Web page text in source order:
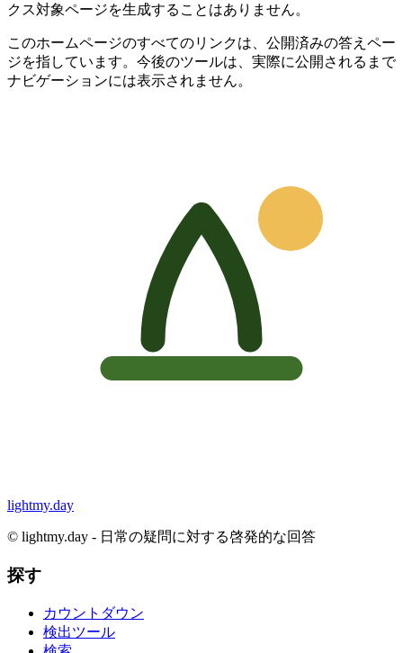
クス対象ページを生成することはありません。
このホームページのすべてのリンクは、公開済みの答えペー
ジを指しています。今後のツールは、実際に公開されるまで
ナビゲーションには表示されません。
lightmy.day
© lightmy.day - 日常の疑問に対する啓発的な回答
探す
カウントダウン
検出ツール